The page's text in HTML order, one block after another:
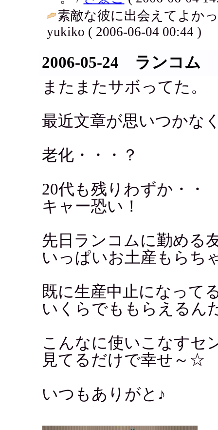
素敵な彼に出会えてよか
yukiko ( 2006-06-04 00:44 )
2006-05-24 ランコム
またまたサボってた。
最近文章が思いつかな
老化・・・？
20代も残りわずか・・
キャー恐い！
先日ランコムに勤める
いっぱいお土産もらち
既に生産中止になって
いくらでももらえるん
こんなに使いこなすセ
見てるだけで幸せ～☆
いつもありがと♪